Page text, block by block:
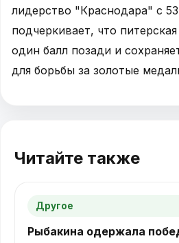
лидерство "Краснодара" с
подчеркивает, что
один балл позади и
для борьбы за золотые
Читайте также
Другое
Рыбакина одержала